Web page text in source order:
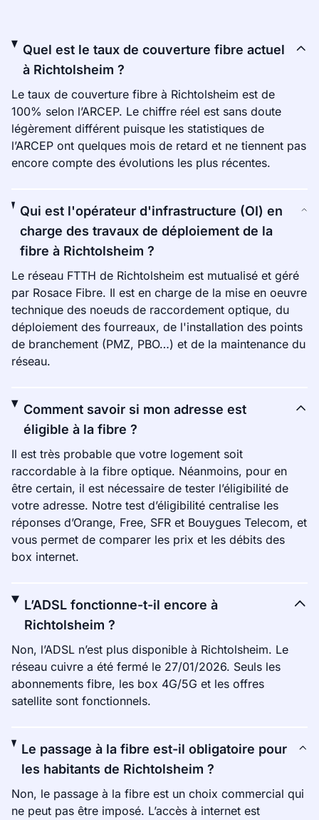
Quel est le taux de couverture fibre actuel
à Richtolsheim ?
Le taux de couverture fibre à Richtolsheim est de
100% selon l’ARCEP. Le chiffre réel est sans doute
légèrement différent puisque les statistiques de
l’ARCEP ont quelques mois de retard et ne tiennent pas
encore compte des évolutions les plus récentes.
Qui est l'opérateur d'infrastructure (OI) en
charge des travaux de déploiement de la
fibre à Richtolsheim ?
Le réseau FTTH de Richtolsheim est mutualisé et géré
par Rosace Fibre. Il est en charge de la mise en oeuvre
technique des noeuds de raccordement optique, du
déploiement des fourreaux, de l'installation des points
de branchement (PMZ, PBO…) et de la maintenance du
réseau.
Comment savoir si mon adresse est
éligible à la fibre ?
Il est très probable que votre logement soit
raccordable à la fibre optique. Néanmoins, pour en
être certain, il est nécessaire de tester l’éligibilité de
votre adresse. Notre test d’éligibilité centralise les
réponses d’Orange, Free, SFR et Bouygues Telecom, et
vous permet de comparer les prix et les débits des
box internet.
L’ADSL fonctionne-t-il encore à
Richtolsheim ?
Non, l’ADSL n’est plus disponible à Richtolsheim. Le
réseau cuivre a été fermé le 27/01/2026. Seuls les
abonnements fibre, les box 4G/5G et les offres
satellite sont fonctionnels.
Le passage à la fibre est-il obligatoire pour
les habitants de Richtolsheim ?
Non, le passage à la fibre est un choix commercial qui
ne peut pas être imposé. L’accès à internet est